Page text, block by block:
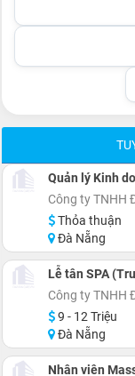
Quản lý Kinh
Công ty TNHH
Thỏa thuận
Đà Nẵng
Lễ tân SPA
Công ty TNHH
9 - 12 Triệu
Đà Nẵng
Nhân viên